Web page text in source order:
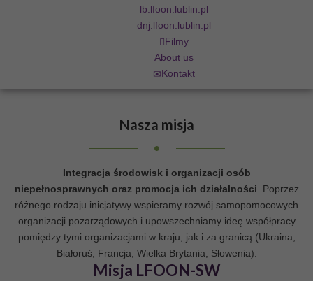
lb.lfoon.lublin.pl
dnj.lfoon.lublin.pl
Filmy
About us
Kontakt
Nasza misja
Integracja środowisk i organizacji osób
niepełnosprawnych oraz promocja ich działalności . Poprzez
różnego rodzaju inicjatywy wspieramy rozwój samopomocowych
organizacji pozarządowych i upowszechniamy ideę współpracy
pomiędzy tymi organizacjami w kraju, jak i za granicą (Ukraina,
Białoruś, Francja, Wielka Brytania, Słowenia).
Misja LFOON-SW